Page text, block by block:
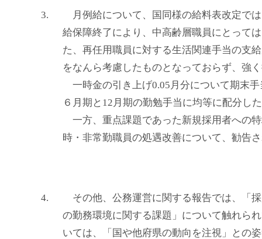
3.
月例給について、国同様の給料表改定で
給保障終了により、中高齢層職員にとって
た、再任用職員に対する生活関連手当の支
をなんら考慮したものとなっておらず、強
一時金の引き上げ0.05月分について期末
６月期と12月期の勤勉手当に均等に配分し
一方、重点課題であった新規採用者への
時・非常勤職員の処遇改善について、勧告
4.
その他、公務運営に関する報告では、「
の勤務環境に関する課題」について触れら
いては、「国や他府県の動向を注視」との